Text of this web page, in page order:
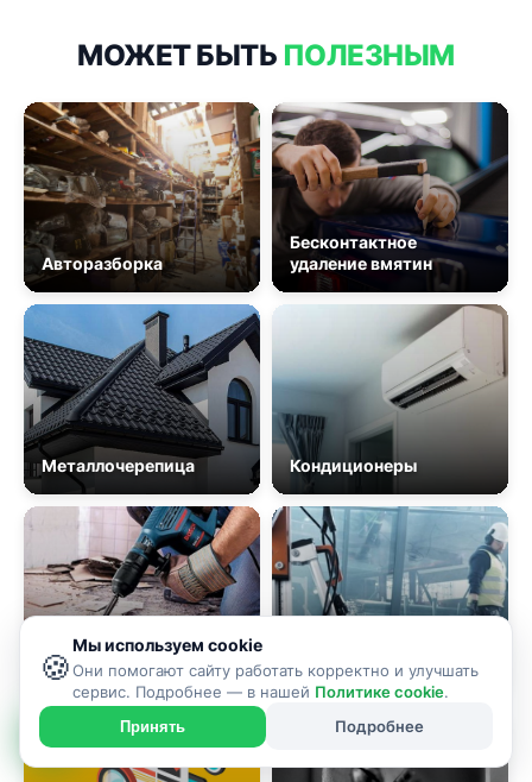
МОЖЕТ БЫТЬ ПОЛЕЗНЫМ
Авторазборка
Бесконтактное
удаление вмятин
Металлочерепица Кондиционеры
Демонтаж Алмазное сверление
🍪
Мы используем cookie
Они помогают сайту работать корректно и улучшать
сервис. Подробнее — в нашей Политике cookie.
Принять Подробнее